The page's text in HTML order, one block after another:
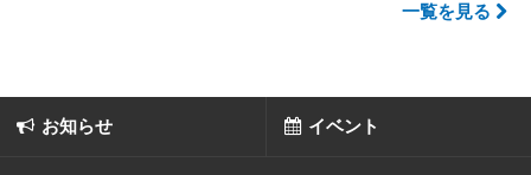
一覧を見る
お知らせ イベント